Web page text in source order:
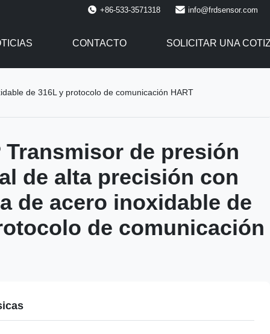
+86-533-3571318 info@frdsensor.com
CONTACTO SOLICITAR UNA
de 316L y protocolo de comunicación HART
Transmisor de presión
de alta precisión con
de acero inoxidable de
de comunicación